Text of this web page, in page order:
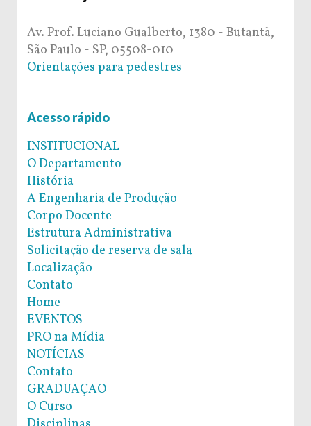
Av. Prof. Luciano Gualberto, 1380 - Butantã,
São Paulo - SP, 05508-010
Orientações para pedestres
Acesso rápido
INSTITUCIONAL
O Departamento
História
A Engenharia de Produção
Corpo Docente
Estrutura Administrativa
Solicitação de reserva de sala
Localização
Contato
Home
EVENTOS
PRO na Mídia
NOTÍCIAS
Contato
GRADUAÇÃO
O Curso